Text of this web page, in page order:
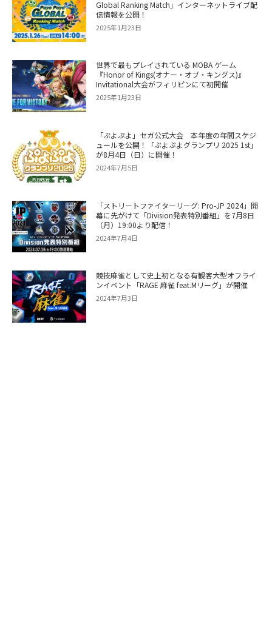
Global Ranking Match」インターネットライブ配
信情報を公開！
2025年1月23日
世界で最もプレイされている MOBA ゲーム
『Honor of Kings(オナー・オブ・キングス)』
Invitational大会がフィリピンにて初開催
2025年1月23日
「ぷよぷよ」セガ公式大会 本年度の年間スケジ
ュールを公開！「ぷよぷよグランプリ 2025 1st」
が8月4日（日）に開催！
2024年7月5日
「ストリートファイターリーグ: Pro-JP 2024」開
幕に先がけて「Division発表特別番組」を7月8日
（月）19:00より配信！
2024年7月4日
競技麻雀として史上初となる有観客大型オフライ
ンイベント「RAGE 麻雀 feat.Mリーグ」が開催
2024年7月3日